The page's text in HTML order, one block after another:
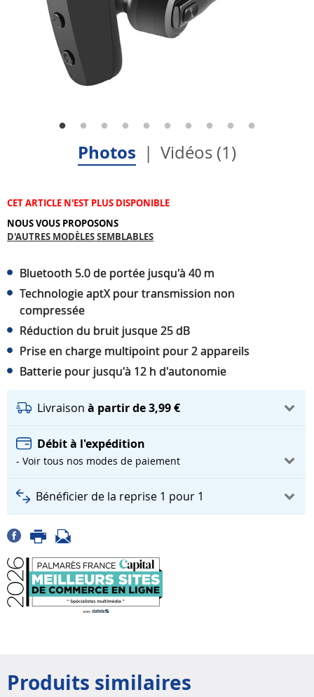
Photos Vidéos (1)
CET ARTICLE N'EST PLUS DISPONIBLE
NOUS VOUS PROPOSONS
D'AUTRES MODÈLES SEMBLABLES
Bluetooth 5.0 de portée jusqu'à 40 m
Technologie aptX pour transmission non
compressée
Réduction du bruit jusque 25 dB
Prise en charge multipoint pour 2 appareils
Batterie pour jusqu'à 12 h d'autonomie
Livraison à partir de 3,99 €
Débit à l'expédition
- Voir tous nos modes de paiement
Bénéficier de la reprise 1 pour 1
Produits similaires